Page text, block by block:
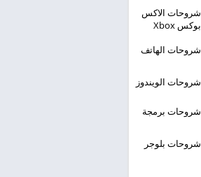
شروحات الاكس
بوكس Xbox
شروحات الهاتف
شروحات الويندوز
شروحات برمجة
شروحات بلوجر